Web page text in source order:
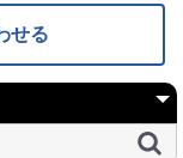
せる